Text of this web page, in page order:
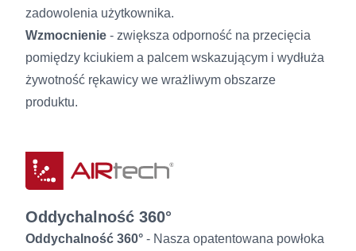
zadowolenia użytkownika.
Wzmocnienie - zwiększa odporność na przecięcia
pomiędzy kciukiem a palcem wskazującym i wydłuża
żywotność rękawicy we wrażliwym obszarze
produktu.
Oddychalność 360°
Oddychalność 360° - Nasza opatentowana powłoka